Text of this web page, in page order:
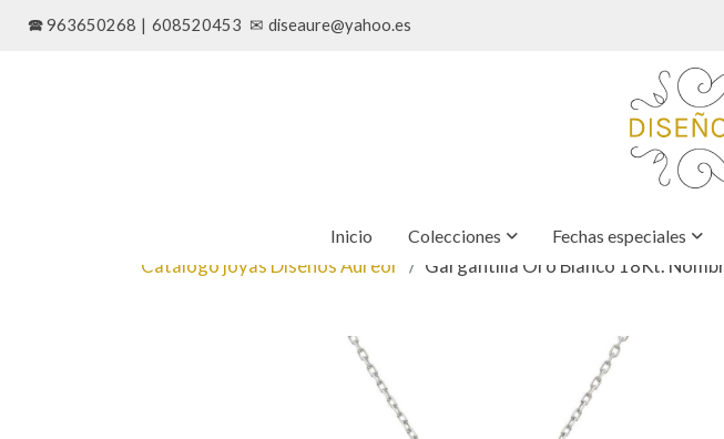
🕿 963650268 | 608520453 ✉ diseaure@yahoo.es
Inicio Colecciones Fechas especiales
Catálogo joyas Diseños Aureor Gargantilla Oro Blanco 18Kt.